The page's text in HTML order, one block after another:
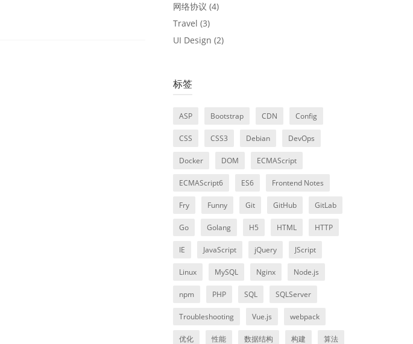
网络协议 (4)
Travel (3)
UI Design (2)
标签
ASP Bootstrap CDN Config
CSS CSS3 Debian DevOps
Docker DOM ECMAScript
ECMAScript6 ES6 Frontend Notes
Fry Funny Git GitHub GitLab
Go Golang H5 HTML HTTP
IE JavaScript jQuery JScript
Linux MySQL Nginx Node.js
npm PHP SQL SQLServer
Troubleshooting Vue.js webpack
优化 性能 数据结构 构建 算法